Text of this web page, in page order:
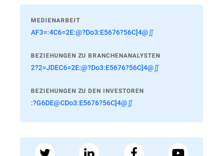
MEDIENARBEIT
AF3=:4C6=2E:@?Do3:E5676?56C]4@∬
BEZIEHUNGEN ZU BRANCHENANALYSTEN
2?2=JDEC6=2E:@?Do3:E5676?56C]4@∬
BEZIEHUNGEN ZU DEN INVESTOREN
:?G6DE@CDo3:E5676?56C]4@∬